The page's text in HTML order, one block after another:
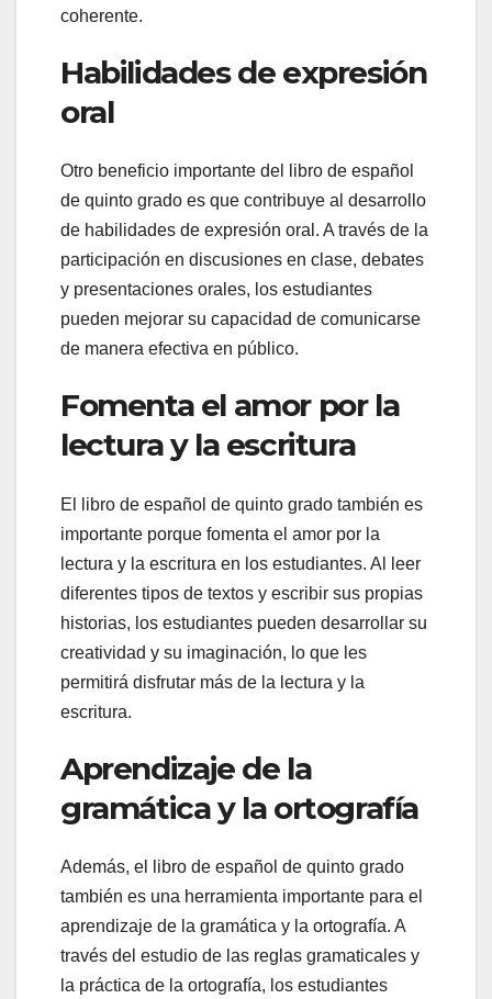
coherente.
Habilidades de expresión
oral
Otro beneficio importante del libro de español
de quinto grado es que contribuye al desarrollo
de habilidades de expresión oral. A través de la
participación en discusiones en clase, debates
y presentaciones orales, los estudiantes
pueden mejorar su capacidad de comunicarse
de manera efectiva en público.
Fomenta el amor por la
lectura y la escritura
El libro de español de quinto grado también es
importante porque fomenta el amor por la
lectura y la escritura en los estudiantes. Al leer
diferentes tipos de textos y escribir sus propias
historias, los estudiantes pueden desarrollar su
creatividad y su imaginación, lo que les
permitirá disfrutar más de la lectura y la
escritura.
Aprendizaje de la
gramática y la ortografía
Además, el libro de español de quinto grado
también es una herramienta importante para el
aprendizaje de la gramática y la ortografía. A
través del estudio de las reglas gramaticales y
la práctica de la ortografía, los estudiantes